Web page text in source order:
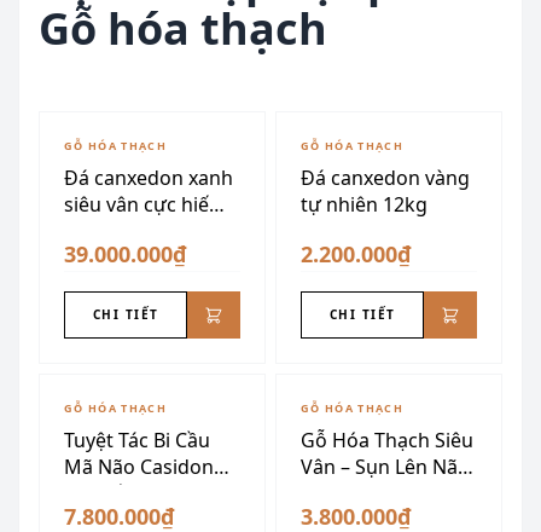
Gỗ hóa thạch
GỖ HÓA THẠCH
Đá canxedon xanh
siêu vân cực hiếm
39.000.000₫
CHI TIẾT
GỖ HÓA THẠCH
Đá canxedon vàng
tự nhiên 12kg
2.200.000₫
CHI TIẾT
GỖ HÓA THẠCH
Tuyệt Tác Bi Cầu
Mã Não Casidon
cao cấp
7.800.000₫
GỖ HÓA THẠCH
Gỗ Hóa Thạch Siêu
Vân – Sụn Lên Não
3.800.000₫